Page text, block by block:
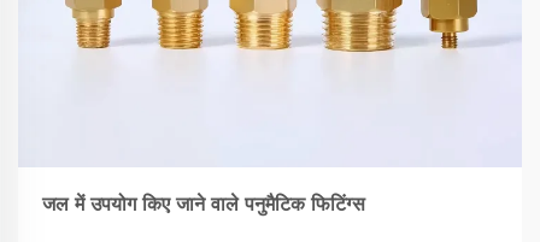
जल में उपयोग किए जाने वाले पनुमैटिक फिटिंग्स